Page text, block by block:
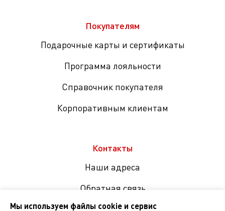
Покупателям
Подарочные карты и сертификаты
Программа лояльности
Справочник покупателя
Корпоративным клиентам
Контакты
Наши адреса
Обратная связь
Мы используем файлы cookie и сервис